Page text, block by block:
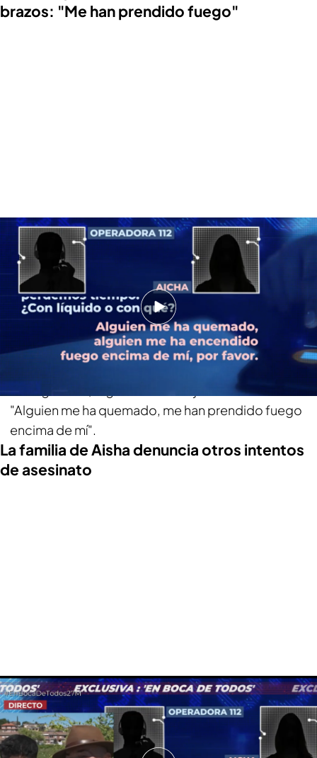
brazos: "Me han prendido fuego"
Exclusiva | La llamada de Aisha al 112 tras ser rociada con un líquido
inflamable con su bebé en brazos: "Me ha prendido fuego encima de mí"
'En boca de todos' ha tenido acceso en exclusiva
a la llamada de angustia de esta mujer para
salvarse ella y salvar a su bebé. En la
conversación pide socorro y, en un primer
momento, explica que se ha quemado, pero más
tarde, con las preguntas del personal de
emergencias, logra detallar mejor lo ocurrido:
"Alguien me ha quemado, me han prendido fuego
encima de mí".
La familia de Aisha denuncia otros intentos
de asesinato
Hamza, hermano de Aisha: "En noviembre su marido intentó envenenarla y
ella lo grabó con su móvil"
El programa ha podido hablar con Hamza y Miguel
Ángel, el hermano y el abogado de Aisha, quienes